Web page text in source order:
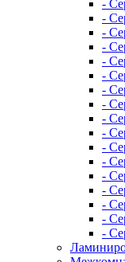
-
-
-
-
-
-
-
-
-
-
-
-
-
-
-
-
-